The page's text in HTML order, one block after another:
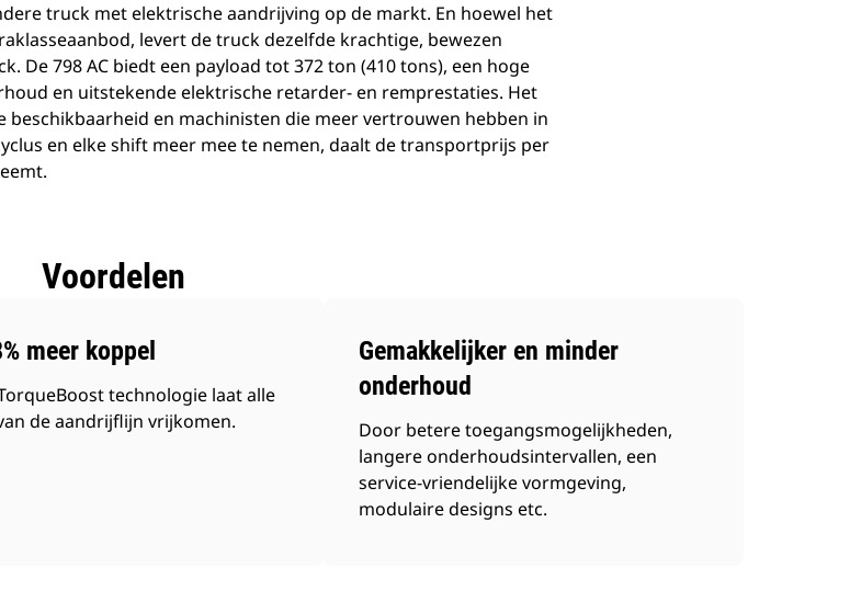
truck met elektrische aandrijving op de markt. En hoewel het
levert de truck dezelfde krachtige, bewezen
De 798 AC biedt een payload tot 372 ton (410 tons), een hoge
en uitstekende elektrische retarder- en remprestaties. Het
en machinisten die meer vertrouwen hebben in
en elke shift meer mee te nemen, daalt de transportprijs per
Voordelen
meer koppel
technologie laat alle
de aandrijflijn vrijkomen.
Gemakkelijker en minder
onderhoud
Door betere toegangsmogelijkheden,
langere onderhoudsintervallen, een
service-vriendelijke vormgeving,
modulaire designs etc.